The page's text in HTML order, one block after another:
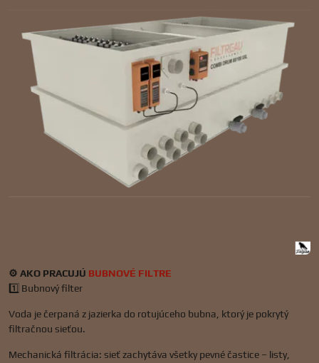
⚙️ AKO PRACUJÚ BUBNOVÉ FILTRE
1️⃣ Bubnový filter
Voda je čerpaná z jazierka do rotujúceho bubna, ktorý je pokrytý
filtračnou sieťou.
Mechanická filtrácia: sieť zachytáva všetky pevné častice – listy,